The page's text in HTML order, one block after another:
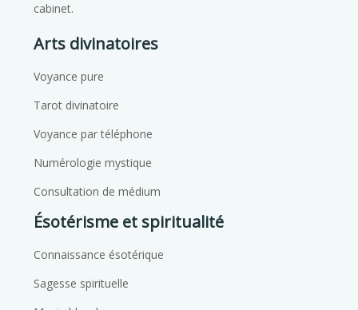
cabinet.
Arts divinatoires
Voyance pure
Tarot divinatoire
Voyance par téléphone
Numérologie mystique
Consultation de médium
Ésotérisme et spiritualité
Connaissance ésotérique
Sagesse spirituelle